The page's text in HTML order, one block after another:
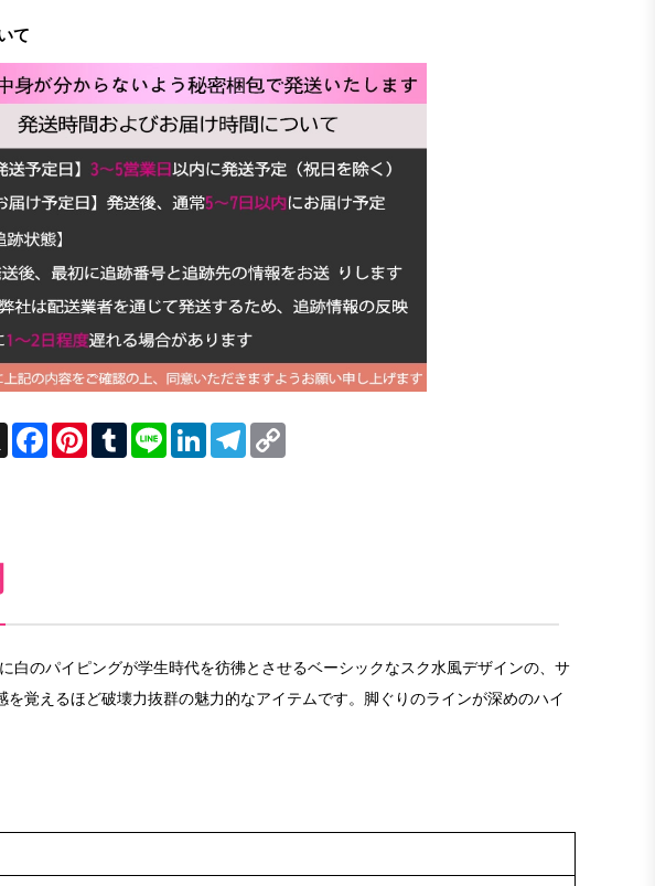
て
X FacebookPinterestTumblrLine LinkedInTelegram
のパイピングが学生時代を彷彿とさせるベーシックなスク水風デザインの、サ
覚えるほど破壊力抜群の魅力的なアイテムです。脚ぐりのラインが深めのハイ